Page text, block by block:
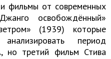
фильмы от современных
освобождённый»
(1939) которые
период
но третий фильм Стива